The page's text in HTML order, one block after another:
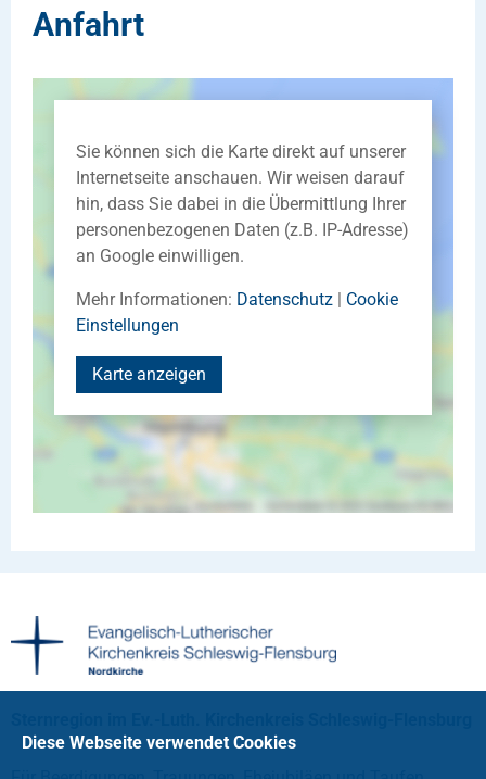
Anfahrt
Sie können sich die Karte direkt auf unserer
Internetseite anschauen. Wir weisen darauf
hin, dass Sie dabei in die Übermittlung Ihrer
personenbezogenen Daten (z.B. IP-Adresse)
an Google einwilligen.
Mehr Informationen: Datenschutz | Cookie
Einstellungen
Karte anzeigen
Diese Webseite verwendet Cookies